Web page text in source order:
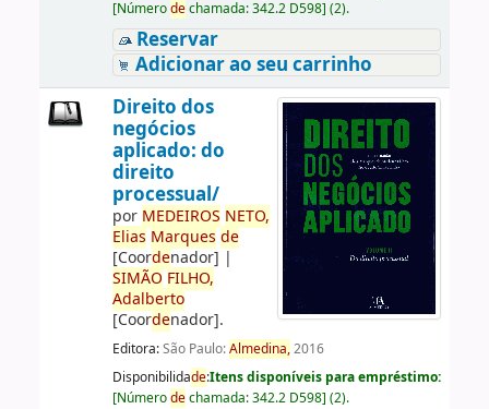
[Númerodechamada:342.2 D598] (2).
Reservar
Adicionar ao seu carrinho
Direito dos
negócios
aplicado: do
direito
processual/
por MEDEIROS NETO,
Elias Marques de
[Coordenador] |
SIMÃO FILHO,
Adalberto
[Coordenador].
Editora:São Paulo:Almedina,2016
Disponibilidade:Itens disponíveis para empréstimo:
[Númerodechamada:342.2 D598] (2).